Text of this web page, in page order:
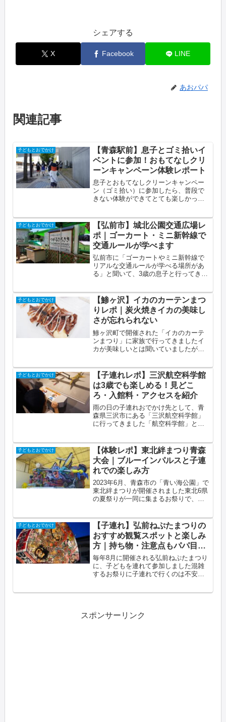
シェアする
X Facebook LINE
あおパパ
関連記事
子どもとおでかけ
【青森駅前】息子とゴミ拾いイ
ベントに参加！おもてなしクリ
ーンキャンペーン体験レポート
息子とおもてなしクリーンキャンペー
ン（ゴミ拾い）に参加したら、普段で
きない体験ができてとても楽しかった
法（事前申し込み不要・道具の貸し出
しあり）3歳の子どもと一緒に参加し
た...
子どもとおでかけ
【弘前市】城北公園交通広場レ
ポ｜ゴーカート・ミニ新幹線で
交通ルールが学べます
弘前市に「ゴーカートやミニ新幹線で
リアルな交通ルールが学べる場所があ
る」と聞いて、3歳の息子と行ってきま
園交通広場の場所・料金・施設の内容
ゴーカート・ミニ新幹線の乗り方と
注...
子どもとおでかけ
【鯵ヶ沢】イカのカーテンまつ
りレポ｜炭火焼きイカの美味し
さが忘れられない
鯵ヶ沢町で開催された「イカのカーテ
ンまつり」に家族で行ってきましたイ
カが美味しいとは聞いていましたが、
のカーテンまつりの概要とイベント内
容「イカのカーテン」とは何か炭火焼
き...
子どもとおでかけ
【子連れレポ】三沢航空科学館
は3歳でも楽しめる！見どこ
ろ・入館料・アクセスを紹介
雨の日の子連れおでかけ先として、青
森県三沢市にある「三沢航空科学館」
に行ってきました「航空科学館」と聞
の息子も「全部楽しかった！」と大満
足でしたこの記事でわかること三沢
航...
子どもとおでかけ
【体験レポ】東北絆まつり青森
大会｜ブルーインパルスと子連
れでの楽しみ方
2023年6月、青森市の「青い海公園」で
東北絆まつりが開催されました東北6県
の夏祭りが一同に集まるお祭りで、息
の楽しみ方があったのでレポートしま
すこの記事でわかること東北絆...
子どもとおでかけ
【子連れ】弘前ねぷたまつりの
おすすめ観覧スポットと楽しみ
方｜持ち物・注意点もパパ目線
で紹介
毎年8月に開催される弘前ねぷたまつり
に、子どもを連れて参加しました混雑
するお祭りに子連れで行くのは不安も
す...
スポンサーリンク